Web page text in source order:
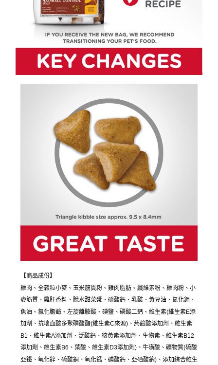
每筆NT$85，滿NT$1,500(含以上)免運費
【宅配-貨到付款】1500免運
每筆NT$115，滿NT$1,500(含以上)免運費
【商品成份】
雞肉、全穀粒小麥、玉米筋質粉、雞肉脂肪、纖維素粉、雞肉粉、小
麥筋質、雞肝香料、脫水甜菜漿、硫酸鈣、乳酸、黃豆油、氯化鉀、
魚油、氯化膽鹼、左旋離胺酸、碘鹽、磷酸二鈣、維生素(維生素E添
加劑、抗壞血酸多聚磷酸酯(維生素C來源)、菸鹼酸添加劑、維生素
B1、維生素A添加劑、泛酸鈣、核黃素添加劑、生物素、維生素B12
添加劑、維生素B6、葉酸、維生素D3添加劑)、牛磺酸、礦物質(硫酸
亞鐵、氧化鋅、硫酸銅、氧化錳、碘酸鈣、亞硒酸鈉)、添加綜合維生